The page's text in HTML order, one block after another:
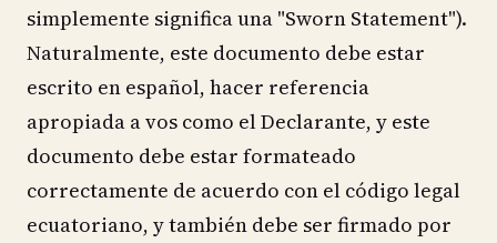
simplemente significa una "Sworn Statement").
Naturalmente, este documento debe estar
escrito en español, hacer referencia
apropiada a vos como el Declarante, y este
documento debe estar formateado
correctamente de acuerdo con el código legal
ecuatoriano, y también debe ser firmado por